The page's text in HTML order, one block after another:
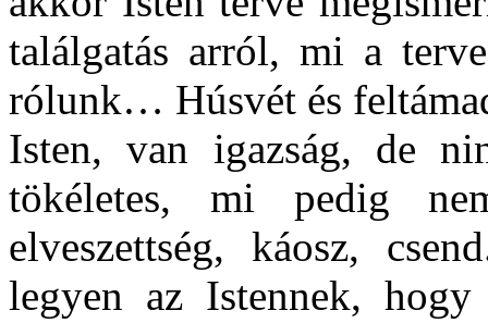
találgatás arról, mi a
rólunk… Húsvét és
Isten, van igazság, de
tökéletes, mi pedig
elveszettség, káosz,
legyen az Istennek,